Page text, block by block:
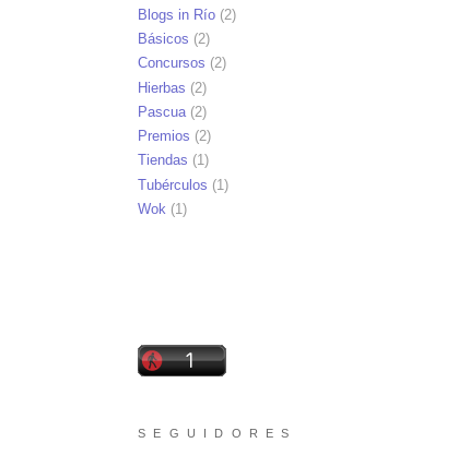
Blogs in Río (2)
Básicos (2)
Concursos (2)
Hierbas (2)
Pascua (2)
Premios (2)
Tiendas (1)
Tubérculos (1)
Wok (1)
S E G U I D O R E S